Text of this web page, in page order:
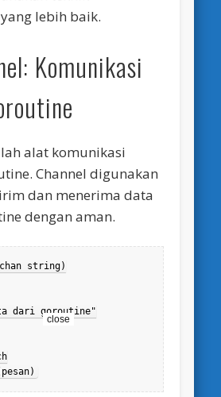
lebih baik.
Komunikasi
alat komunikasi
Channel digunakan
dan menerima data
dengan aman.
string)
dari goroutine"
close